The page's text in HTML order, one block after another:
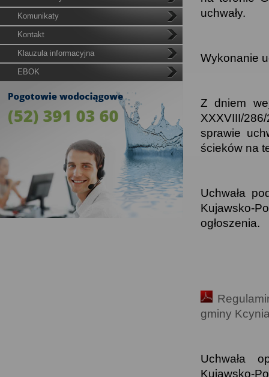
Komunikaty
Kontakt
Klauzula informacyjna
EBOK
uchwały.
Wykonanie
Z dniem
XXXVIII/
sprawie
ścieków na
Uchwała
Kujawsko-
ogłoszenia.
gminy
Uchwała
Kujawsko-